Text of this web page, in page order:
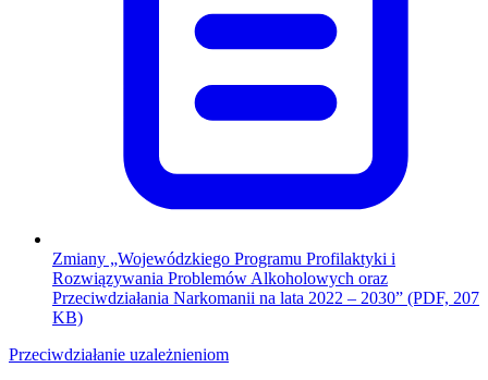
Zmiany „Wojewódzkiego Programu Profilaktyki i
Rozwiązywania Problemów Alkoholowych oraz
Przeciwdziałania Narkomanii na lata 2022 – 2030” (PDF, 207
KB)(otwiera się w nowym oknie)
Przeciwdziałanie uzależnieniom